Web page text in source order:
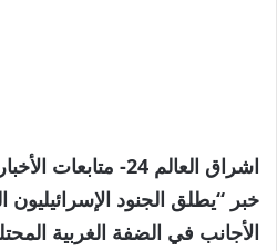
اشراق العالم 24-
خبر “يطلق الجنود الإسرائيليون
الأجانب في الضفة الغربية